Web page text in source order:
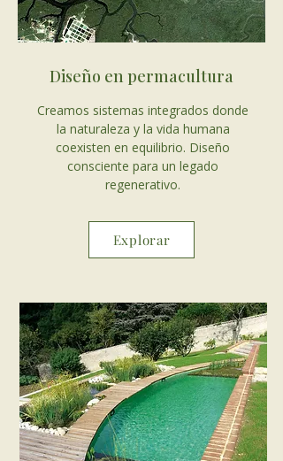
Diseño en permacultura
Creamos sistemas integrados donde
la naturaleza y la vida humana
coexisten en equilibrio. Diseño
consciente para un legado
regenerativo.
Explorar